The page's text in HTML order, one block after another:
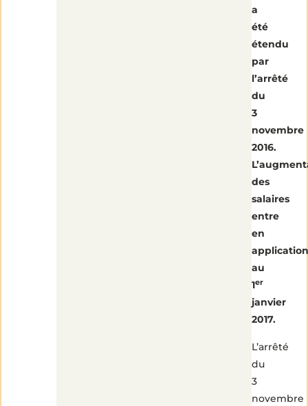
a
été
étendu
par
l’arrêté
du
3
novembre
2016.
des
salaires
entre
en
application
au
1er
janvier
2017.
L’arrêté
du
3
novembre